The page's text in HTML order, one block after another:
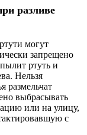
разливе
могут
запрещено
ртуть и
Нельзя
размельчат
выбрасывать
или на улицу,
с